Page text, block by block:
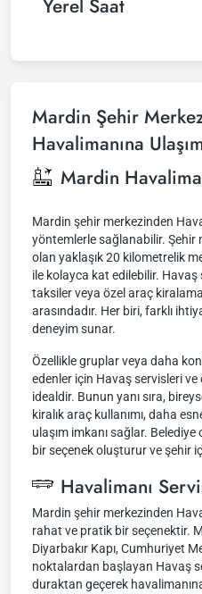
Yerel Saat
Mardin Şehir
Havalimanına
Mardin
Mardin şehir merkezinden
yöntemlerle sağlanabilir. Şehir
olan yaklaşık 20 kilometrelik
ile kolayca kat edilebilir.
taksiler veya özel araç
arasındadır. Her biri, farklı
deneyim sunar.
Özellikle gruplar veya daha
edenler için Havaş servisleri
idealdir. Bunun yanı sıra,
kiralık araç kullanımı, daha
ulaşım imkanı sağlar.
bir seçenek oluşturur ve şehir
Havalimanı
Mardin şehir merkezinden
rahat ve pratik bir seçenektir.
Diyarbakır Kapı, Cumhuriyet
noktalardan başlayan Havaş
duraktan geçerek